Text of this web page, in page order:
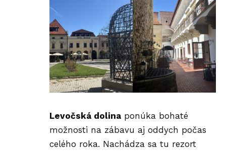
Levočská dolina ponúka bohaté
možnosti na zábavu aj oddych počas
celého roka. Nachádza sa tu rezort